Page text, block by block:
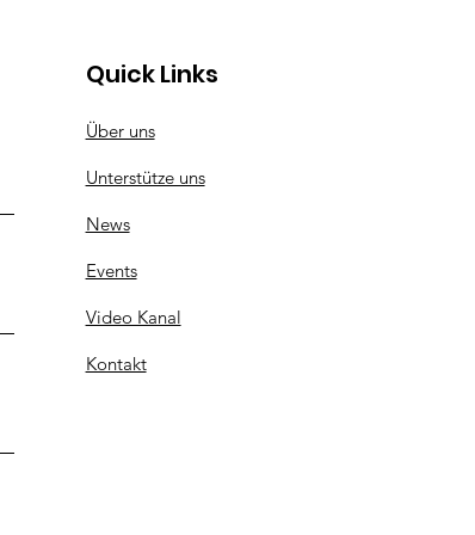
Quick Links
Über uns
Unterstütze uns
News
Events
Video Kanal
Kontakt